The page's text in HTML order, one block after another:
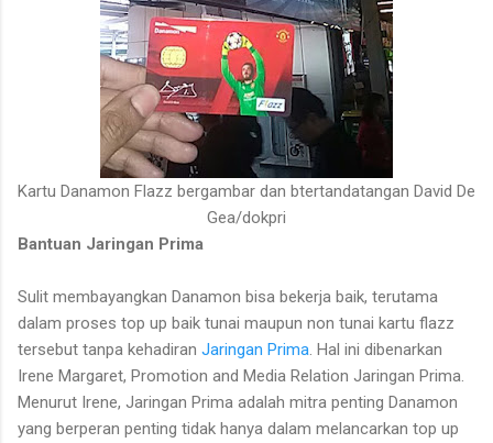
Kartu Danamon Flazz bergambar dan btertandatangan David De
Gea/dokpri
Bantuan Jaringan Prima
Sulit membayangkan Danamon bisa bekerja baik, terutama
dalam proses top up baik tunai maupun non tunai kartu flazz
tersebut tanpa kehadiran Jaringan Prima . Hal ini dibenarkan
Irene Margaret, Promotion and Media Relation Jaringan Prima.
Menurut Irene, Jaringan Prima adalah mitra penting Danamon
yang berperan penting tidak hanya dalam melancarkan top up